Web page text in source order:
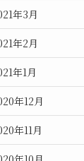
年3月
年2月
年1月
年12月
年11月